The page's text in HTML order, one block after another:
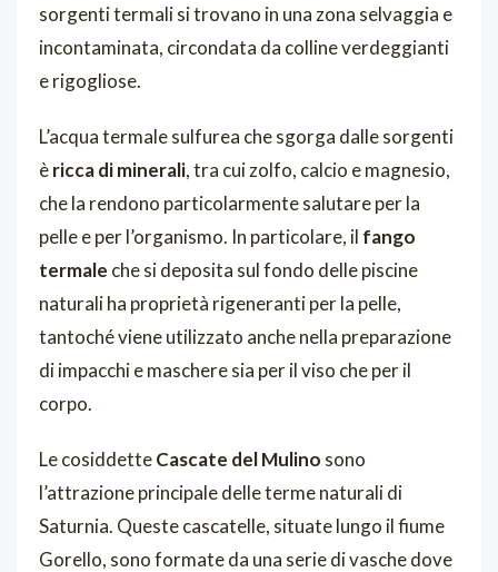
sorgenti termali si trovano in una zona selvaggia e
incontaminata, circondata da colline verdeggianti
e rigogliose.
L’acqua termale sulfurea che sgorga dalle sorgenti
èricca di minerali, tra cui zolfo, calcio e magnesio,
che la rendono particolarmente salutare per la
pelle e per l’organismo. In particolare, il fango
termale che si deposita sul fondo delle piscine
naturali ha proprietà rigeneranti per la pelle,
tantoché viene utilizzato anche nella preparazione
di impacchi e maschere sia per il viso che per il
corpo.
Le cosiddetteCascate del Mulino sono
l’attrazione principale delle terme naturali di
Saturnia. Queste cascatelle, situate lungo il fiume
Gorello, sono formate da una serie di vasche dove